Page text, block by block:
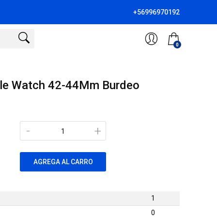
+56996970192
0
Watch 42-44Mm Burdeo
+
-
AGREGA AL CARRO
1
0